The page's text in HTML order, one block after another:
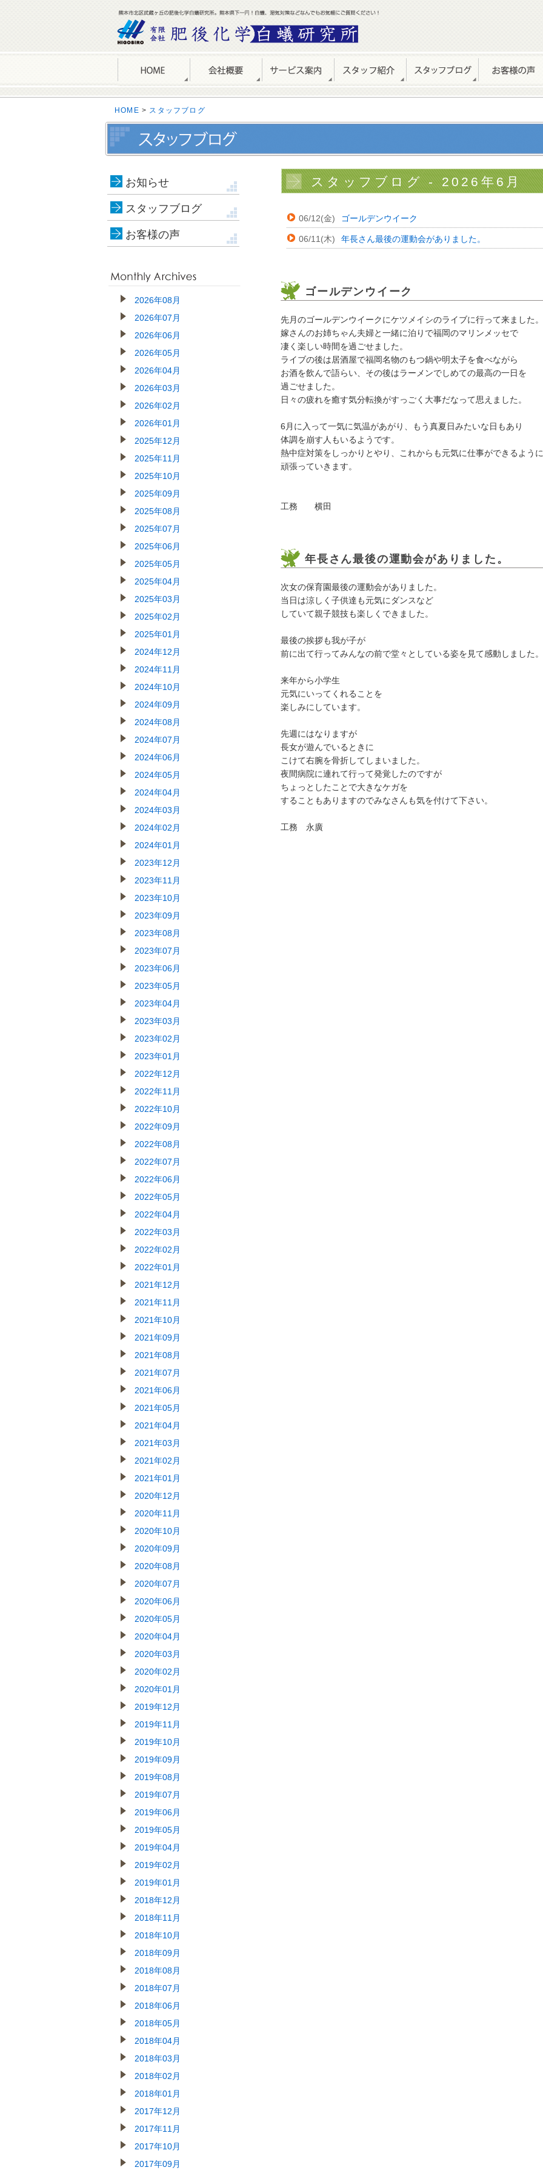
HOME > スタッフブログ
お知らせ
スタッフブログ
お客様の声
2026年08月
2026年07月
2026年06月
2026年05月
2026年04月
2026年03月
2026年02月
2026年01月
2025年12月
2025年11月
2025年10月
2025年09月
2025年08月
2025年07月
2025年06月
2025年05月
2025年04月
2025年03月
2025年02月
2025年01月
2024年12月
2024年11月
2024年10月
2024年09月
2024年08月
2024年07月
2024年06月
2024年05月
2024年04月
2024年03月
2024年02月
2024年01月
2023年12月
2023年11月
2023年10月
2023年09月
2023年08月
2023年07月
2023年06月
2023年05月
2023年04月
2023年03月
2023年02月
2023年01月
2022年12月
2022年11月
2022年10月
2022年09月
2022年08月
2022年07月
2022年06月
2022年05月
2022年04月
2022年03月
2022年02月
2022年01月
2021年12月
2021年11月
2021年10月
2021年09月
2021年08月
2021年07月
2021年06月
2021年05月
2021年04月
2021年03月
2021年02月
2021年01月
2020年12月
2020年11月
2020年10月
2020年09月
2020年08月
2020年07月
2020年06月
2020年05月
2020年04月
2020年03月
2020年02月
2020年01月
2019年12月
2019年11月
2019年10月
2019年09月
2019年08月
2019年07月
2019年06月
2019年05月
2019年04月
2019年02月
2019年01月
2018年12月
2018年11月
2018年10月
2018年09月
2018年08月
2018年07月
2018年06月
2018年05月
2018年04月
2018年03月
2018年02月
2018年01月
2017年12月
2017年11月
2017年10月
2017年09月
スタッフブログ - 2026年6月
06/12(金) ゴールデンウイーク
06/11(木) 年長さん最後の運動会がありました。
ゴールデンウイーク
先月のゴールデンウイークにケツメイシのライブに行って来ました。
嫁さんのお姉ちゃん夫婦と一緒に泊りで福岡のマリンメッセで
凄く楽しい時間を過ごせました。
ライブの後は居酒屋で福岡名物のもつ鍋や明太子を食べながら
お酒を飲んで語らい、その後はラーメンでしめての最高の一日を
過ごせました。
日々の疲れを癒す気分転換がすっごく大事だなって思えました。
6月に入って一気に気温があがり、もう真夏日みたいな日もあり
体調を崩す人もいるようです。
熱中症対策をしっかりとやり、これからも元気に仕事ができるように
頑張っていきます。
工務 横田
年長さん最後の運動会がありました。
次女の保育園最後の運動会がありました。
当日は涼しく子供達も元気にダンスなど
していて親子競技も楽しくできました。
最後の挨拶も我が子が
前に出て行ってみんなの前で堂々としている姿を見て感動しました。
来年から小学生
元気にいってくれることを
楽しみにしています。
先週にはなりますが
長女が遊んでいるときに
こけて右腕を骨折してしまいました。
夜間病院に連れて行って発覚したのですが
ちょっとしたことで大きなケガを
することもありますのでみなさんも気を付けて下さい。
工務 永廣